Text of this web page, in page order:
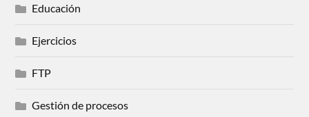
Educación
Ejercicios
FTP
Gestión de procesos